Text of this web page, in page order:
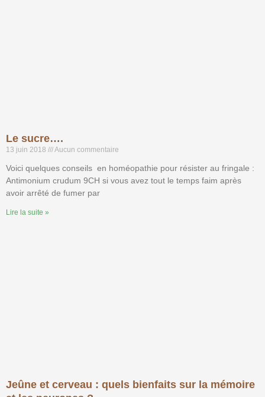
Le sucre….
13 juin 2018 Aucun commentaire
Voici quelques conseils en homéopathie pour résister au fringale :
Antimonium crudum 9CH si vous avez tout le temps faim après
avoir arrêté de fumer par
Lire la suite »
Jeûne et cerveau : quels bienfaits sur la mémoire